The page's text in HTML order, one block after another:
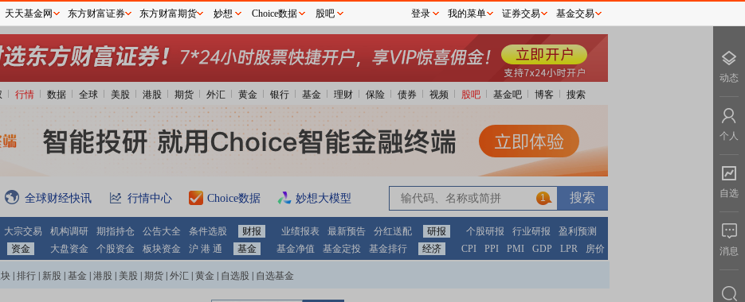
行情 数据 全球 美股 港股 期货 外汇 黄金 银行 基金 理财 保险 债券 视频 股吧 基金吧 博客 搜索
全球财经快讯 行情中心 Choice数据 妙想大模型 1
大宗交易 机构调研 期指持仓 公告大全 条件选股 财报 业绩报表 最新预告 分红送配 研报 个股研报 行业研报
盈利预测
资金 大盘资金 个股资金 板块资金 沪 港 通 基金 基金净值 基金定投 基金排行 经济 CPI PPI PMI GDP LPR 房价
排行 新股 基金 港股 美股 期货 外汇 黄金 自选股 自选基金
天天基金网 东方财富证券 东方财富期货 妙想 Choice数据 股吧 登录 我的菜单 证券交易 基金交易
动态
个人
自选
消息